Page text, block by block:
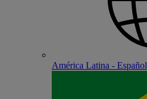
América Latina - Español